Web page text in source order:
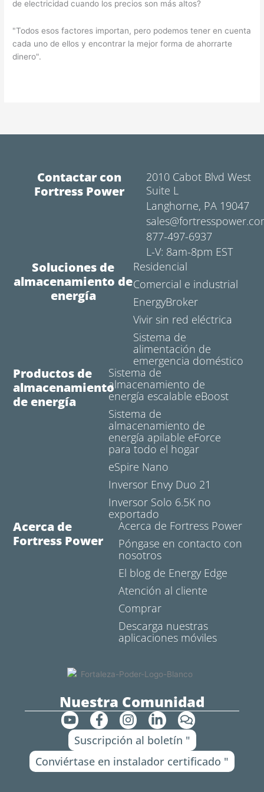
de electricidad cuando los precios son más altos?
"Todos esos factores importan, pero podemos tener en cuenta
cada uno de ellos y encontrar la mejor forma de ahorrarte
dinero".
Contactar con
Fortress Power
2010 Cabot Blvd West
Suite L
Langhorne, PA 19047
877-497-6937
L-V: 8am-8pm EST
Soluciones de
almacenamiento de
energía
Residencial
Comercial e industrial
EnergyBroker
Vivir sin red eléctrica
Sistema de
alimentación de
emergencia doméstico
Productos de
almacenamiento
de energía
Sistema de
almacenamiento de
energía escalable eBoost
Sistema de
almacenamiento de
energía apilable eForce
para todo el hogar
eSpire Nano
Inversor Envy Duo 21
Inversor Solo 6.5K no
exportado
Acerca de
Fortress Power
Acerca de Fortress Power
Póngase en contacto con
nosotros
El blog de Energy Edge
Atención al cliente
Comprar
Descarga nuestras
aplicaciones móviles
Nuestra Comunidad
Y
o
u
t
u
F
a
c
b
I
n
s
a
L
i
n
e
C
o
m
e
n
Suscripción al boletín "
Conviértase en instalador certificado "